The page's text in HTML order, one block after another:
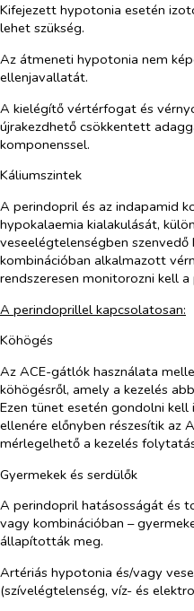
Kifejezett hypotonia esetén
lehet szükség.
Az átmeneti hypotonia nem
ellenjavallatát.
A kielégítő vértérfogat és
újrakezdhető csökkentett
komponenssel.
Káliumszintek
A perindopril és az indapamid
hypokalaemia kialakulását,
veseelégtelenségben
kombinációban alkalmazott
rendszeresen monitorozni kell
A perindoprillel kapcsolatosan:
Köhögés
Az ACE-gátlók használata
köhögésről, amely a kezelés
Ezen tünet esetén gondolni
ellenére előnyben részesítik az
mérlegelhető a kezelés
Gyermekek és serdülők
A perindopril hatásosságát és
vagy kombinációban –
állapították meg.
Artériás hypotonia és/vagy
(szívelégtelenség, víz- és